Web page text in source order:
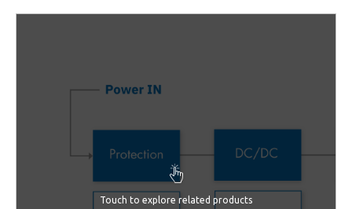
Touch to explore related products